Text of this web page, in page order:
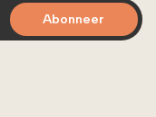
Abonneer